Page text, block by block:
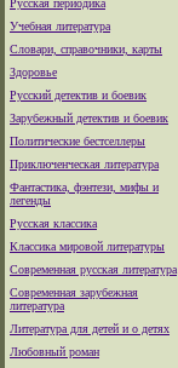
Русская периодика
Учебная литература
Словари, справочники, карты
Здоровье
Русский детектив и боевик
Зарубежный детектив и боевик
Политические бестселлеры
Приключенческая литература
Фантастика, фэнтези, мифы и
легенды
Русская классика
Классика мировой литературы
Современная русская литература
Современная зарубежная
литература
Литература для детей и о детях
Любовный роман